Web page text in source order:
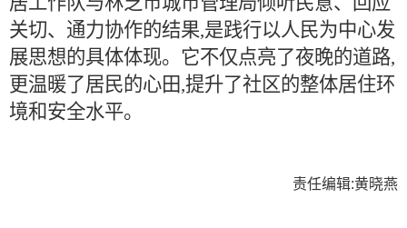
关切、通力协作的结果,是践行以人民为中心发
展思想的具体体现。它不仅点亮了夜晚的道路,
更温暖了居民的心田,提升了社区的整体居住环
境和安全水平。
责任编辑:黄晓燕